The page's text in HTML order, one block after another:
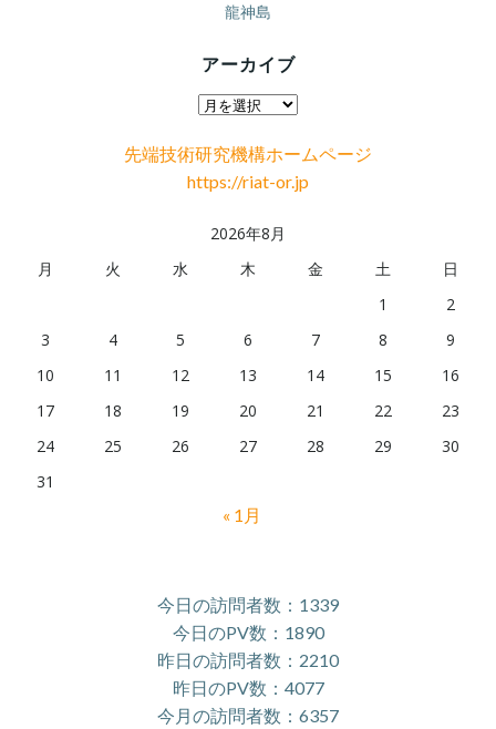
龍神島
アーカイブ
ア
カ
イ
先端技術研究機構ホームページ
https://riat-or.jp
2026年8月
月
火 水 木 金 土
日
1
2
3
4 5 6 7 8
9
10
11 12 13 14 15
16
17
18 19 20 21 22
23
24
25 26 27 28 29
30
31
« 1月
今日の訪問者数：1339
今日のPV数：1890
昨日の訪問者数：2210
昨日のPV数：4077
今月の訪問者数：6357